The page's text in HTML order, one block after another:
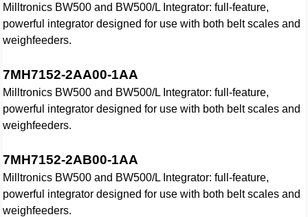
Milltronics BW500 and BW500/L Integrator: full-feature,
powerful integrator designed for use with both belt scales and
weighfeeders.
7MH7152-2AA00-1AA
Milltronics BW500 and BW500/L Integrator: full-feature,
powerful integrator designed for use with both belt scales and
weighfeeders.
7MH7152-2AB00-1AA
Milltronics BW500 and BW500/L Integrator: full-feature,
powerful integrator designed for use with both belt scales and
weighfeeders.